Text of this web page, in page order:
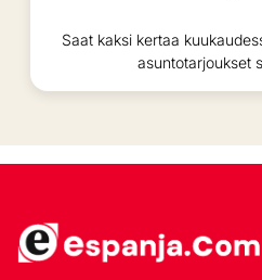
Saat kaksi kertaa
asuntotarjoukset